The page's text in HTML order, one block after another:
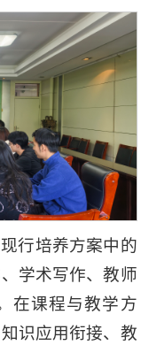
行培养方案中的
学术写作、教师
在课程与教学方
识应用衔接、教